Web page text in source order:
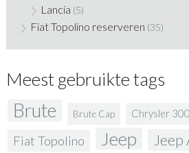
Lancia (5)
Fiat Topolino reserveren (35)
Meest gebruikte tags
Brute Brute Cap Chrysler 300
Fiat Topolino Jeep Jeep